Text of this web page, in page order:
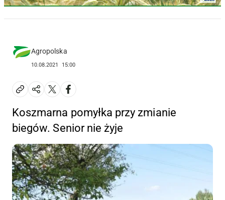
Agropolska
10.08.2021 15:00
Koszmarna pomyłka przy zmianie
biegów. Senior nie żyje